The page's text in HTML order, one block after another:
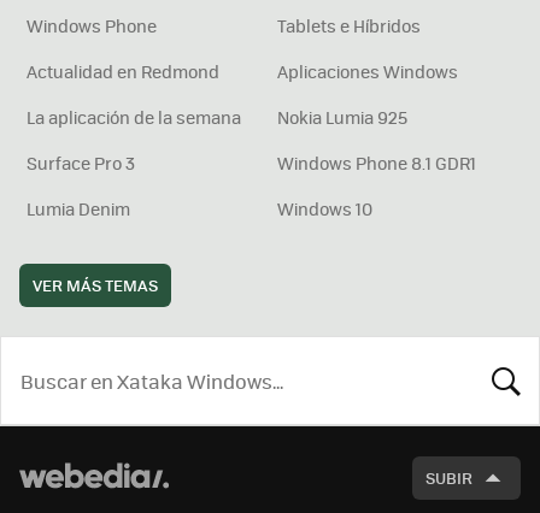
Windows Phone
Tablets e Híbridos
Actualidad en Redmond
Aplicaciones Windows
La aplicación de la semana
Nokia Lumia 925
Surface Pro 3
Windows Phone 8.1 GDR1
Lumia Denim
Windows 10
VER MÁS TEMAS
SUBIR